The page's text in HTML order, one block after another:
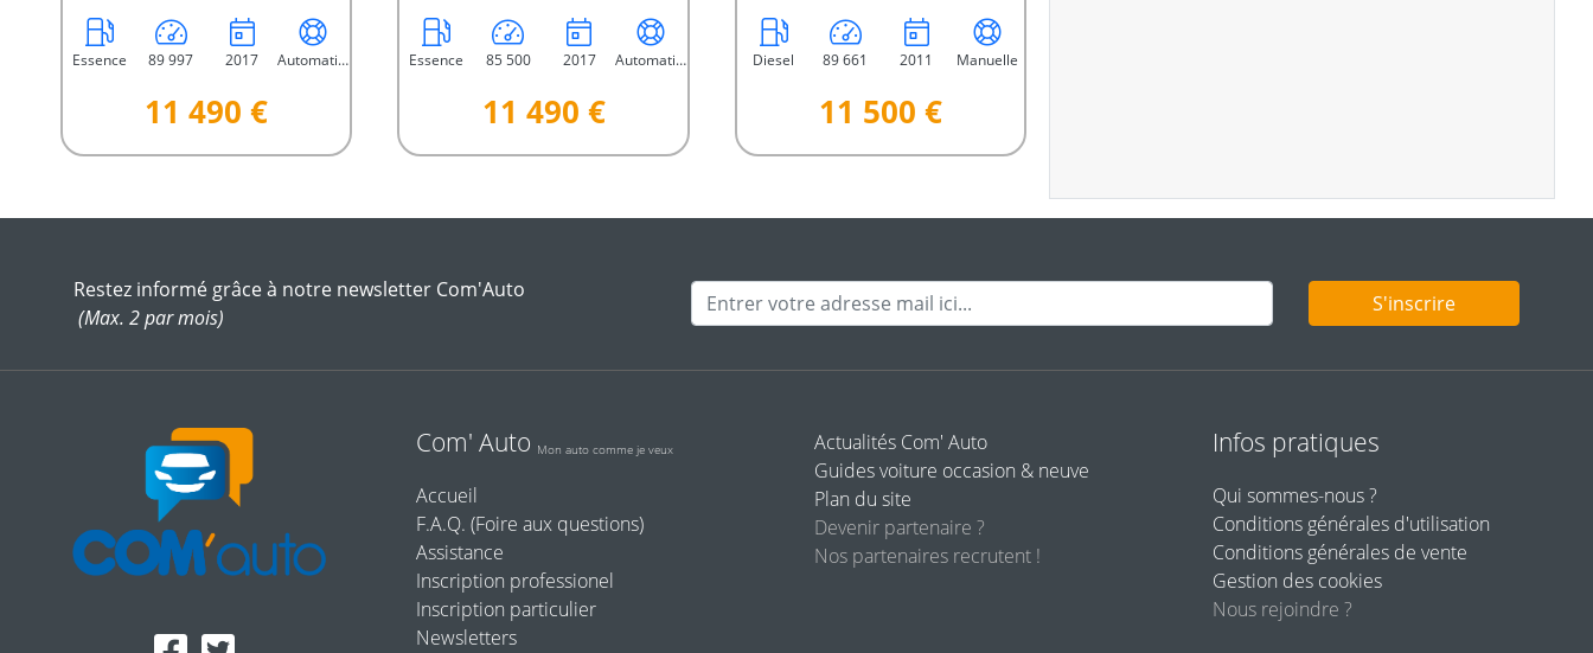
Essence 89 997 2017 Automatique
11 490 €
Essence 85 500 2017 Automatique
11 490 €
Diesel 89 661 2011 Manuelle
11 500 €
Restez informé grâce à notre newsletter Com'Auto
(Max. 2 par mois)
Adresse mail S'inscrire
Com' Auto Mon auto comme je veux
Accueil
F.A.Q. (Foire aux questions)
Assistance
Inscription professionel
Inscription particulier
Newsletters
Actualités Com' Auto
Guides voiture occasion & neuve
Plan du site
Devenir partenaire ?
Nos partenaires recrutent !
Infos pratiques
Qui sommes-nous ?
Conditions générales d'utilisation
Conditions générales de vente
Gestion des cookies
Nous rejoindre ?